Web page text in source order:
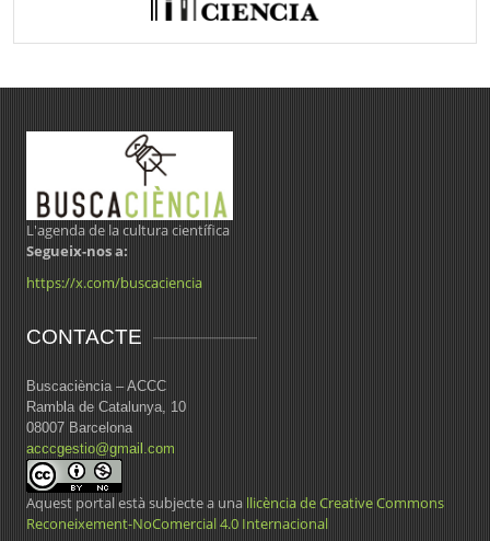
L'agenda de la cultura científica
Segueix-nos a:
https://x.com/buscaciencia
CONTACTE
Buscaciència – ACCC
Rambla de Catalunya, 10
08007 Barcelona
acccgestio@gmail.com
Aquest portal està subjecte a una llicència de Creative Commons
Reconeixement-NoComercial 4.0 Internacional